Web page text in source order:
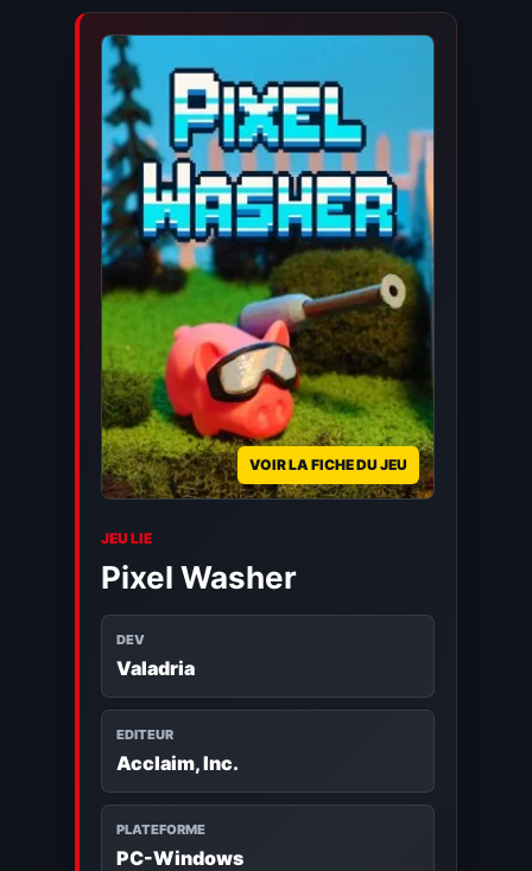
VOIR LA FICHE DU JEU
JEU LIE
Pixel Washer
DEV
Valadria
EDITEUR
Acclaim, Inc.
PLATEFORME
PC-Windows